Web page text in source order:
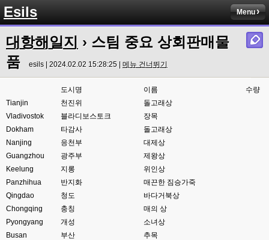
Esils Menu
대항해일지 › 스팀 중요 상회판매물
품
esils | 2024.02.02 15:28:25 | 메뉴 건너뛰기
도시명 이름
수량
Tianjin
천진위
돌고래상
Vladivostok
블라디보스토크
장목
Dokham
타감사
돌고래상
Nanjing
응천부
대제상
Guangzhou
광주부
제왕상
Keelung
지롱
위인상
Panzhihua
반지화
매끈한 짐승가죽
Qingdao
청도
바다거북상
Chongqing
충칭
매의 상
Pyongyang
개성
소녀상
Busan
부산
추목
esils 00:03
아녀요 하실꺼 하셔도 되요 ㅋ
esils 00:04
라이믹스로 갈아타야되나 말아야하나 심히 고민중입니다 ㅋ
esils 00:04
워드프레스는 영 손에 안맞고 ..
고게임77
이거 아직 xe1인가용
esils
네
이쪽 사이트는 웹호스팅 php5.5버전쪽 ,,
고게임77
라이믹스나 xe1이나 똑같은거같은데용 ㅎ-ㅎ;;; 중요한 데이트가있으면 옴기